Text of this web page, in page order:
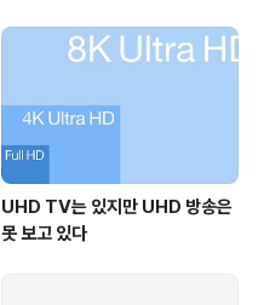
UHD TV는 있지만 UHD 방송은
못 보고 있다